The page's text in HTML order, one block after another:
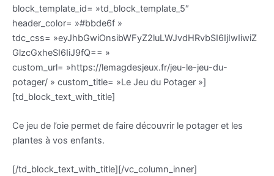
block_template_id= »td_block_template_5″
header_color= »#bbde6f »
tdc_css= »eyJhbGwiOnsibWFyZ2luLWJvdHRvbSI6IjIwIiwiZ
GlzcGxheSI6IiJ9fQ== »
custom_url= »https://lemagdesjeux.fr/jeu-le-jeu-du-
potager/ » custom_title= »Le Jeu du Potager »]
[td_block_text_with_title]
Ce jeu de l’oie permet de faire découvrir le potager et les
plantes à vos enfants.
[/td_block_text_with_title][/vc_column_inner]